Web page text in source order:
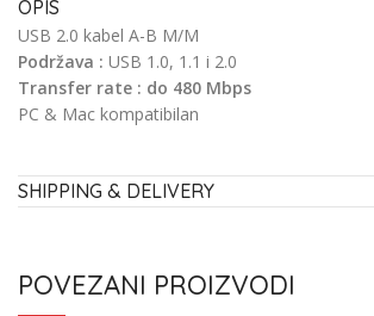
OPIS
USB 2.0 kabel A-B M/M
Podržava : USB 1.0, 1.1 i 2.0
Transfer rate : do 480 Mbps
PC & Mac kompatibilan
SHIPPING & DELIVERY
POVEZANI PROIZVODI